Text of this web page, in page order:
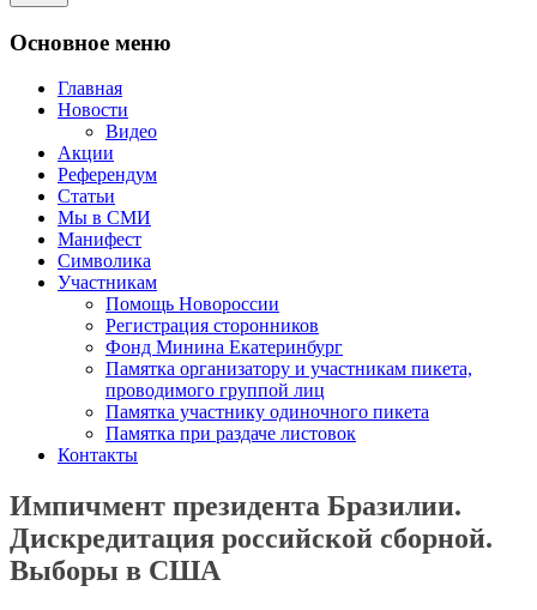
Основное меню
Главная
Новости
Видео
Акции
Референдум
Статьи
Мы в СМИ
Манифест
Символика
Участникам
Помощь Новороссии
Регистрация сторонников
Фонд Минина Екатеринбург
Памятка организатору и участникам пикета,
проводимого группой лиц
Памятка участнику одиночного пикета
Памятка при раздаче листовок
Контакты
Импичмент президента Бразилии.
Дискредитация российской сборной.
Выборы в США